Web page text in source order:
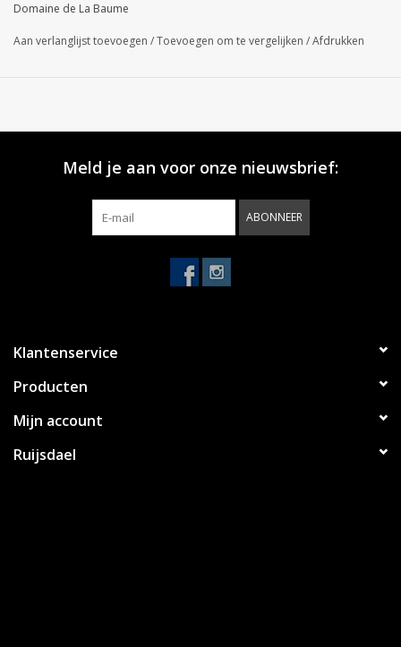
Domaine de La Baume
Aan verlanglijst toevoegen /Toevoegen om te vergelijken /Afdrukken
Meld je aan voor onze nieuwsbrief:
ABONNEER
Klantenservice
Producten
Mijn account
Ruijsdael